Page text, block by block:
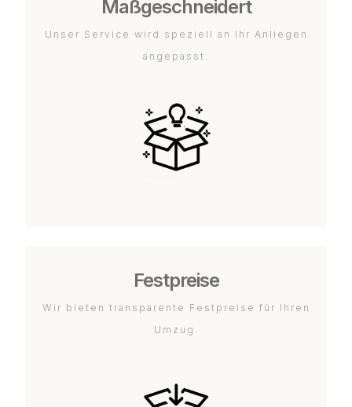
Maßgeschneidert
Unser Service wird speziell an Ihr Anliegen
angepasst.
Festpreise
Wir bieten transparente Festpreise für Ihren
Umzug.